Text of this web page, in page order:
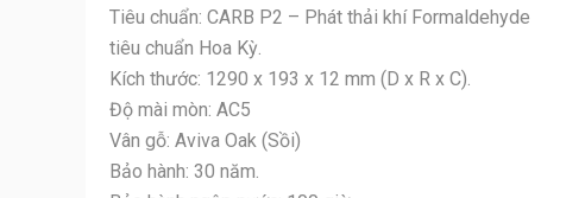
Tiêu chuẩn: CARB P2 – Phát thải khí Formaldehyde
tiêu chuẩn Hoa Kỳ.
Kích thước: 1290 x 193 x 12 mm (D x R x C).
Độ mài mòn: AC5
Vân gỗ: Aviva Oak (Sồi)
Bảo hành: 30 năm.